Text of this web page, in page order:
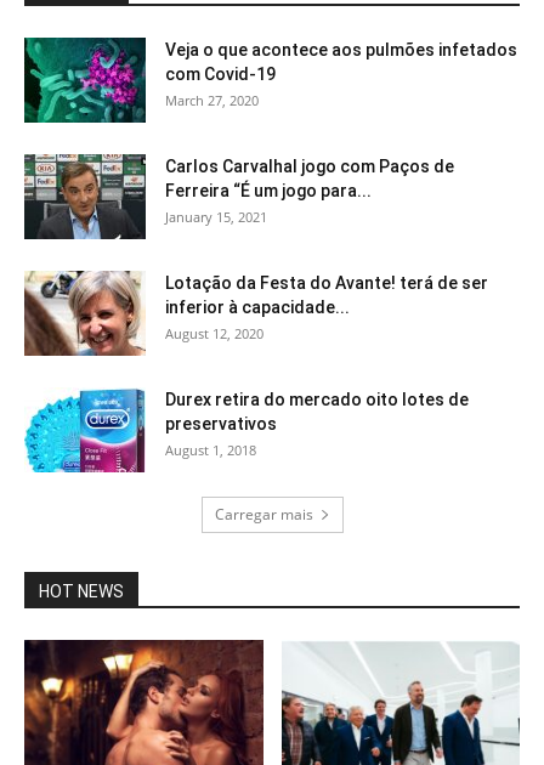
Veja o que acontece aos pulmões infetados
com Covid-19
March 27, 2020
Carlos Carvalhal jogo com Paços de
Ferreira “É um jogo para...
January 15, 2021
Lotação da Festa do Avante! terá de ser
inferior à capacidade...
August 12, 2020
Durex retira do mercado oito lotes de
preservativos
August 1, 2018
Carregar mais
HOT NEWS